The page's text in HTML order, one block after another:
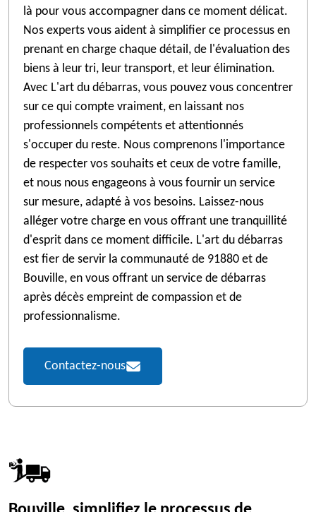
là pour vous accompagner dans ce moment délicat.
Nos experts vous aident à simplifier ce processus en
prenant en charge chaque détail, de l'évaluation des
biens à leur tri, leur transport, et leur élimination.
Avec L'art du débarras, vous pouvez vous concentrer
sur ce qui compte vraiment, en laissant nos
professionnels compétents et attentionnés
s'occuper du reste. Nous comprenons l'importance
de respecter vos souhaits et ceux de votre famille,
et nous nous engageons à vous fournir un service
sur mesure, adapté à vos besoins. Laissez-nous
alléger votre charge en vous offrant une tranquillité
d'esprit dans ce moment difficile. L'art du débarras
est fier de servir la communauté de 91880 et de
Bouville, en vous offrant un service de débarras
après décès empreint de compassion et de
professionnalisme.
Contactez-nous